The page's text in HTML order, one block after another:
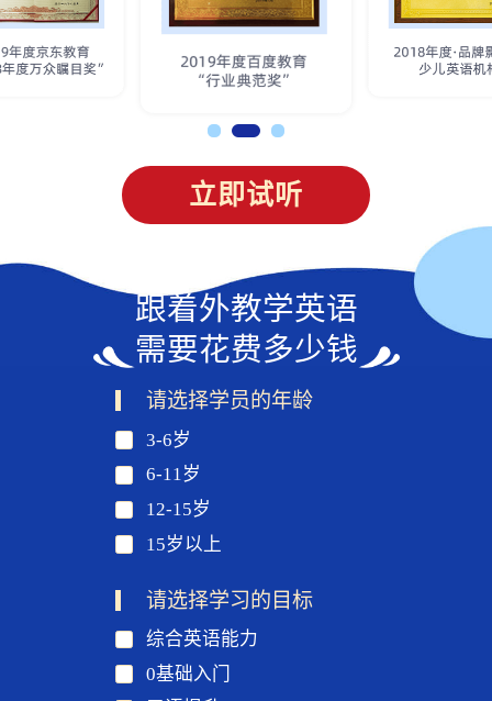
立即试听
跟着外教学英语
需要花费多少钱
请选择学员的年龄
3-6岁
6-11岁
12-15岁
15岁以上
请选择学习的目标
综合英语能力
0基础入门